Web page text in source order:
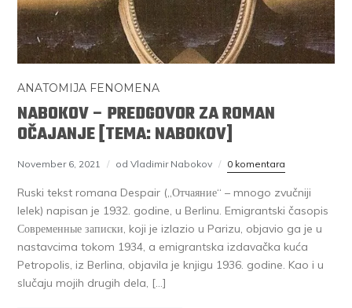
ANATOMIJA FENOMENA
NABOKOV – PREDGOVOR ZA ROMAN
OČAJANJE [TEMA: NABOKOV]
November 6, 2021 od Vladimir Nabokov 0 komentara
Ruski tekst romana Despair („Отчаяние“ – mnogo zvučniji
lelek) napisan je 1932. godine, u Berlinu. Emigrantski časopis
Современные записки, koji je izlazio u Parizu, objavio ga je u
nastavcima tokom 1934, a emigrantska izdavačka kuća
Petropolis, iz Berlina, objavila je knjigu 1936. godine. Kao i u
slučaju mojih drugih dela, […]